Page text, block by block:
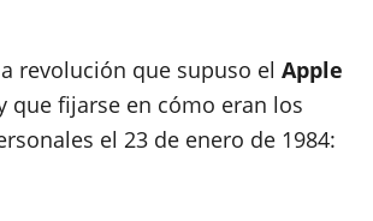
revolución que supuso el Apple
que fijarse en cómo eran los
el 23 de enero de 1984: